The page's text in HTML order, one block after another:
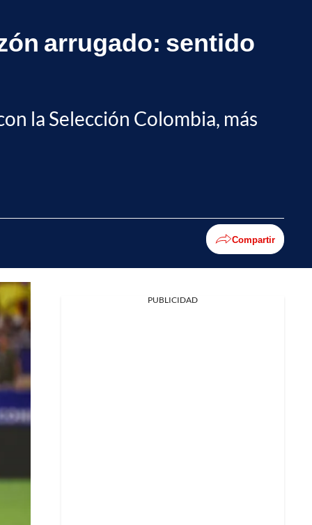
arrugado: sentido
la Selección Colombia, más
Compartir
PUBLICIDAD